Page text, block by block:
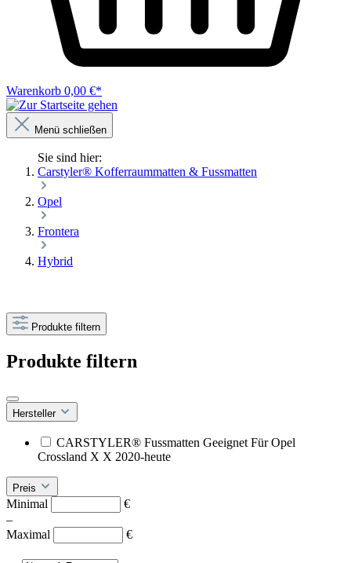
Warenkorb 0,00 €*
Menü schließen
Sie sind hier:
Carstyler® Kofferraummatten & Fussmatten
Opel
Frontera
Hybrid
Produkte filtern
Produkte filtern
Hersteller
CARSTYLER® Fussmatten Geeignet Für Opel
Crossland X X 2020-heute
Preis
Minimal
€
–
Maximal
€